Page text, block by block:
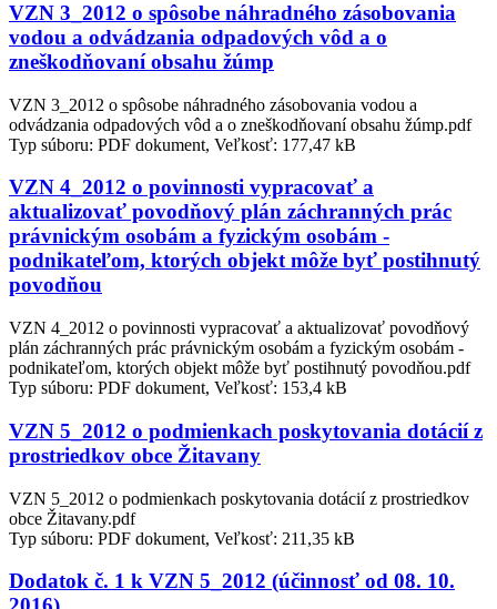
VZN 3_2012 o spôsobe náhradného zásobovania
vodou a odvádzania odpadových vôd a o
zneškodňovaní obsahu žúmp
VZN 3_2012 o spôsobe náhradného zásobovania vodou a
odvádzania odpadových vôd a o zneškodňovaní obsahu žúmp.pdf
Typ súboru: PDF dokument, Veľkosť: 177,47 kB
VZN 4_2012 o povinnosti vypracovať a
aktualizovať povodňový plán záchranných prác
právnickým osobám a fyzickým osobám -
podnikateľom, ktorých objekt môže byť postihnutý
povodňou
VZN 4_2012 o povinnosti vypracovať a aktualizovať povodňový
plán záchranných prác právnickým osobám a fyzickým osobám -
podnikateľom, ktorých objekt môže byť postihnutý povodňou.pdf
Typ súboru: PDF dokument, Veľkosť: 153,4 kB
VZN 5_2012 o podmienkach poskytovania dotácií z
prostriedkov obce Žitavany
VZN 5_2012 o podmienkach poskytovania dotácií z prostriedkov
obce Žitavany.pdf
Typ súboru: PDF dokument, Veľkosť: 211,35 kB
Dodatok č. 1 k VZN 5_2012 (účinnosť od 08. 10.